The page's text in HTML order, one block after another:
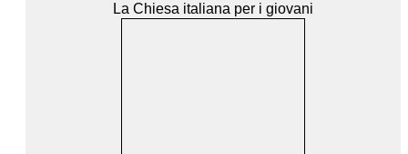
La Chiesa italiana per i giovani